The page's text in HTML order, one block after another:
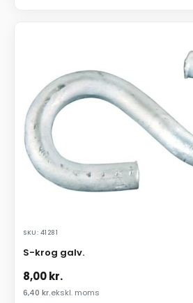
SKU: 41281
S-krog galv.
8,00kr.
6,40 kr.ekskl. moms